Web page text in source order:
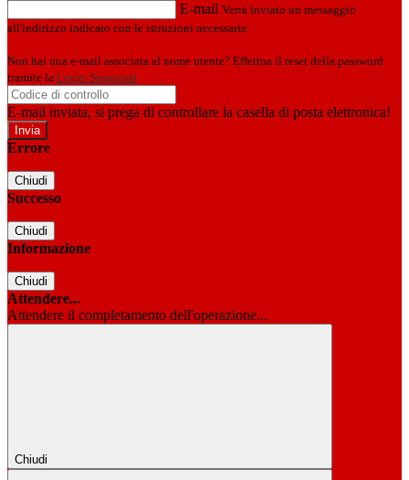
E-mail Verrà inviato un messaggio
all'indirizzo indicato con le istruzioni necessarie.
Non hai una e-mail associata al nome utente? Effettua il reset della password
tramite la Login Spaggiari
E-mail inviata, si prega di controllare la casella di posta elettronica!
Errore
Chiudi
Successo
Chiudi
Informazione
Chiudi
Attendere...
Attendere il completamento dell'operazione...
Chiudi